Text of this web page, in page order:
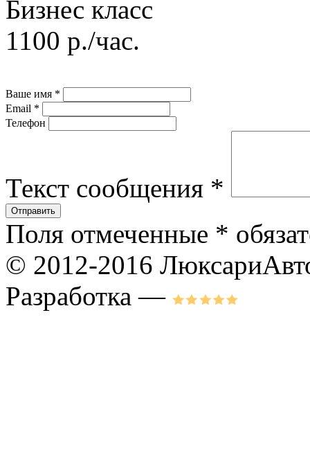
Бизнес класс
1100 р./час.
Ваше имя *
Email *
Телефон
Текст сообщения *
Поля отмеченные *
© 2012-2016
Разработка —